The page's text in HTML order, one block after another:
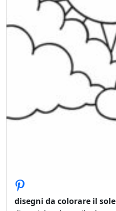
disegni da colorare il sole